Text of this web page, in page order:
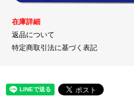
在庫詳細
返品について
特定商取引法に基づく表記